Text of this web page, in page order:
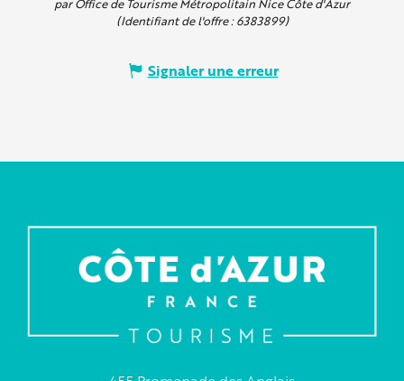
(Identifiant de l'offre :6383899)
Signaler une erreur